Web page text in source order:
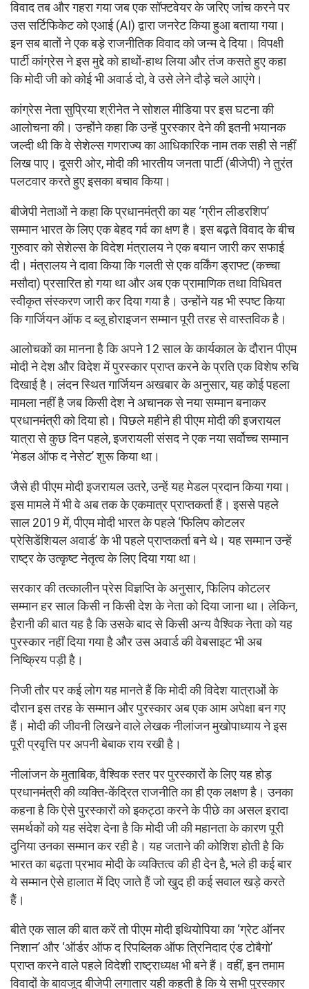
विवाद तब और गहरा गया जब एक सॉफ्टवेयर के जरिए जांच करने पर
उस सर्टिफिकेट को एआई (AI) द्वारा जनरेट किया हुआ बताया गया।
इन सब बातों ने एक बड़े राजनीतिक विवाद को जन्म दे दिया। विपक्षी
पार्टी कांग्रेस ने इस मुद्दे को हाथों-हाथ लिया और तंज कसते हुए कहा
कि मोदी जी को कोई भी अवार्ड दो, वे उसे लेने दौड़े चले आएंगे।
कांग्रेस नेता सुप्रिया श्रीनेत ने सोशल मीडिया पर इस घटना की
आलोचना की। उन्होंने कहा कि उन्हें पुरस्कार देने की इतनी भयानक
जल्दी थी कि वे सेशेल्स गणराज्य का आधिकारिक नाम तक सही से नहीं
लिख पाए। दूसरी ओर, मोदी की भारतीय जनता पार्टी (बीजेपी) ने तुरंत
पलटवार करते हुए इसका बचाव किया।
बीजेपी नेताओं ने कहा कि प्रधानमंत्री का यह ‘ग्रीन लीडरशिप’
सम्मान भारत के लिए एक बेहद गर्व का क्षण है। इस बढ़ते विवाद के बीच
गुरुवार को सेशेल्स के विदेश मंत्रालय ने एक बयान जारी कर सफाई
दी। मंत्रालय ने दावा किया कि गलती से एक वर्किंग ड्राफ्ट (कच्चा
मसौदा) प्रसारित हो गया था और अब एक प्रामाणिक तथा विधिवत
स्वीकृत संस्करण जारी कर दिया गया है। उन्होंने यह भी स्पष्ट किया
कि गार्जियन ऑफ द ब्लू होराइजन सम्मान पूरी तरह से वास्तविक है।
आलोचकों का मानना है कि अपने 12 साल के कार्यकाल के दौरान पीएम
मोदी ने देश और विदेश में पुरस्कार प्राप्त करने के प्रति एक विशेष रुचि
दिखाई है। लंदन स्थित गार्जियन अखबार के अनुसार, यह कोई पहला
मामला नहीं है जब किसी देश ने अचानक से नया सम्मान बनाकर
प्रधानमंत्री को दिया हो। पिछले महीने ही पीएम मोदी की इजरायल
यात्रा से कुछ दिन पहले, इजरायली संसद ने एक नया सर्वोच्च सम्मान
‘मेडल ऑफ द नेसेट’ शुरू किया था।
जैसे ही पीएम मोदी इजरायल उतरे, उन्हें यह मेडल प्रदान किया गया।
इस मामले में भी वे अब तक के एकमात्र प्राप्तकर्ता हैं। इससे पहले
साल 2019 में, पीएम मोदी भारत के पहले ‘फिलिप कोटलर
प्रेसिडेंशियल अवार्ड’ के भी पहले प्राप्तकर्ता बने थे। यह सम्मान उन्हें
राष्ट्र के उत्कृष्ट नेतृत्व के लिए दिया गया था।
सरकार की तत्कालीन प्रेस विज्ञप्ति के अनुसार, फिलिप कोटलर
सम्मान हर साल किसी न किसी देश के नेता को दिया जाना था। लेकिन,
हैरानी की बात यह है कि उसके बाद से किसी अन्य वैश्विक नेता को यह
पुरस्कार नहीं दिया गया है और उस अवार्ड की वेबसाइट भी अब
निष्क्रिय पड़ी है।
निजी तौर पर कई लोग यह मानते हैं कि मोदी की विदेश यात्राओं के
दौरान इस तरह के सम्मान और पुरस्कार अब एक आम अपेक्षा बन गए
हैं। मोदी की जीवनी लिखने वाले लेखक नीलांजन मुखोपाध्याय ने इस
पूरी प्रवृत्ति पर अपनी बेबाक राय रखी है।
नीलांजन के मुताबिक, वैश्विक स्तर पर पुरस्कारों के लिए यह होड़
प्रधानमंत्री की व्यक्ति-केंद्रित राजनीति का ही एक लक्षण है। उनका
कहना है कि ऐसे पुरस्कारों को इकट्ठा करने के पीछे का असल इरादा
समर्थकों को यह संदेश देना है कि मोदी जी की महानता के कारण पूरी
दुनिया उनका सम्मान कर रही है। यह जताने की कोशिश होती है कि
भारत का बढ़ता प्रभाव मोदी के व्यक्तित्व की ही देन है, भले ही कई बार
ये सम्मान ऐसे हालात में दिए जाते हैं जो खुद ही कई सवाल खड़े करते
हैं।
बीते एक साल की बात करें तो पीएम मोदी इथियोपिया का ‘ग्रेट ऑनर
निशान’ और ‘ऑर्डर ऑफ द रिपब्लिक ऑफ त्रिनिदाद एंड टोबैगो’
प्राप्त करने वाले पहले विदेशी राष्ट्राध्यक्ष भी बने हैं। वहीं, इन तमाम
विवादों के बावजूद बीजेपी लगातार यही कहती है कि ये सभी पुरस्कार